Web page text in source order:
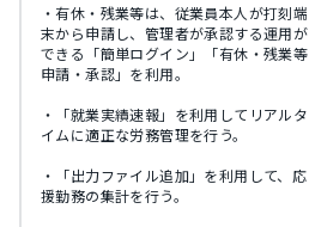
・有休・残業等は、従業員本人が打刻端
末から申請し、管理者が承認する運用が
できる「簡単ログイン」「有休・残業等
申請・承認」を利用。
・「就業実績速報」を利用してリアルタ
イムに適正な労務管理を行う。
・「出力ファイル追加」を利用して、応
援勤務の集計を行う。